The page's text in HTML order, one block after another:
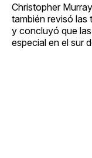
Christopher
también revisó las
y concluyó que
especial en el sur